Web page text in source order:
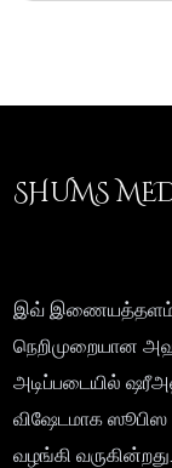
SHUMS
இவ் இணையத்தளம்
நெறிமுறையான
அடிப்படையில்
விஷேடமாக
வழங்கி வருகின்றது.